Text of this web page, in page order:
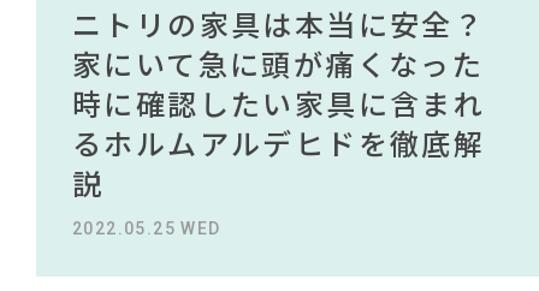
#インテリアコーディネート
#2022 春ドラマ #テーブル#中村アン
#カリモク家具 #映画 #IDÉE #オフィスチェア#良品計画
#テレワーク#DINOS CORPORATION
#大塚家具#岸井ゆきの #ファニタメ
#タンスのゲン #おすすめ
#ヤマソロ
#ACTUS#2022 夏ドラマ
#インテリアスタイリングの法則
ARCHIVE
NEWS
ABOUT
無印で有名デザイナーのアイ
テムが手に入る？無印良品で
買える有名デザイナーがデザ
インしたインテリアを一挙紹
介
2022.10.24 MON
IKEA家具は引っ越し業者を悩
ませる？引っ越し業者に敬遠
されている理由を徹底解
説！！
2023.09.27 WED
ニトリの家具は本当に安全？
家にいて急に頭が痛くなった
時に確認したい家具に含まれ
るホルムアルデヒドを徹底解
説
2022.05.25 WED
【部屋をおしゃれにしたい人
必見】今話題のインテリアス
タイルから定番スタイルまで
紹介！おすすめインテリアス
タイル18選
2023.09.23 SAT
無印で有名デザイナーのアイ
テムが手に入る？無印良品で
買える有名デザイナーがデザ
インしたインテリアを一挙紹
介
2022.10.24 MON
IKEA家具は引っ越し業者を悩
ませる？引っ越し業者に敬遠
されている理由を徹底解
説！！
2023.09.27 WED